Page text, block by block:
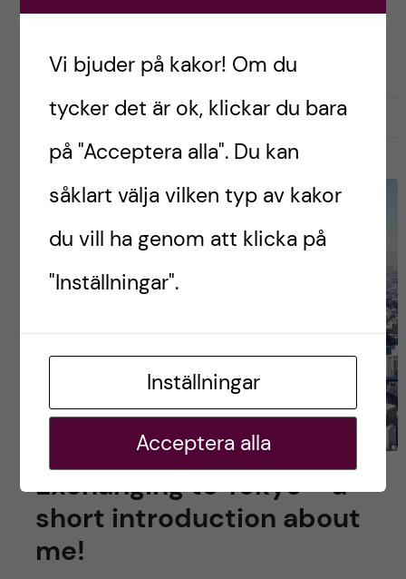
RESOR OCH UPPLEVELSER
februari 25, 2025 0
Exchanging to Tokyo – a
short introduction about
me!
Vi bjuder på kakor! Om du
tycker det är ok, klickar du bara
på "Acceptera alla". Du kan
såklart välja vilken typ av kakor
du vill ha genom att klicka på
"Inställningar".
Inställningar
Acceptera alla